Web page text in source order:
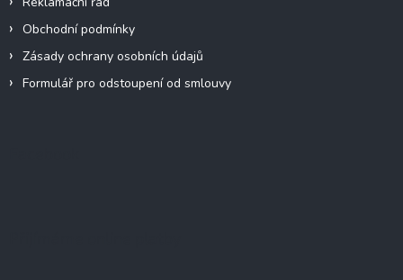
Obchodní podmínky
Zásady ochrany osobních údajů
Formulář pro odstoupení od smlouvy